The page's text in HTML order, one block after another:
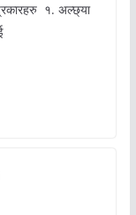
१. अल्छ्या